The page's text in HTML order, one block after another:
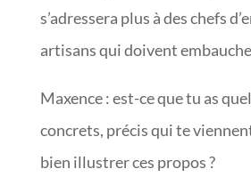
s’adressera plus à des chefs
artisans qui doivent
Maxence : est-ce que tu as
concrets, précis qui te
bien illustrer ces propos ?